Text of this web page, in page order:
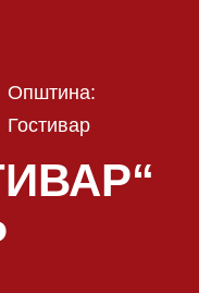
Општина:
Гостивар